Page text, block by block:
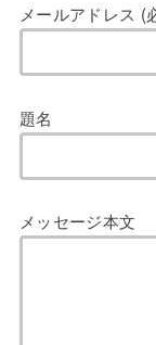
メールアドレス (
題名
メッセージ本文